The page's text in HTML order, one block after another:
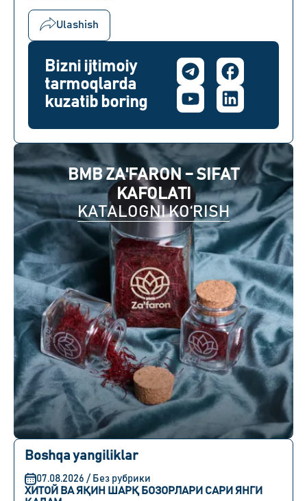
BMB ZA'FARON – SIFAT
KAFOLATI
KATALOGNI KO‘RISH
Boshqa yangiliklar
07.08.2026 / Без рубрики
ХИТОЙ ВА ЯҚИН ШАРҚ БОЗОРЛАРИ САРИ ЯНГИ
Ulashish
Bizni ijtimoiy
tarmoqlarda
kuzatib boring